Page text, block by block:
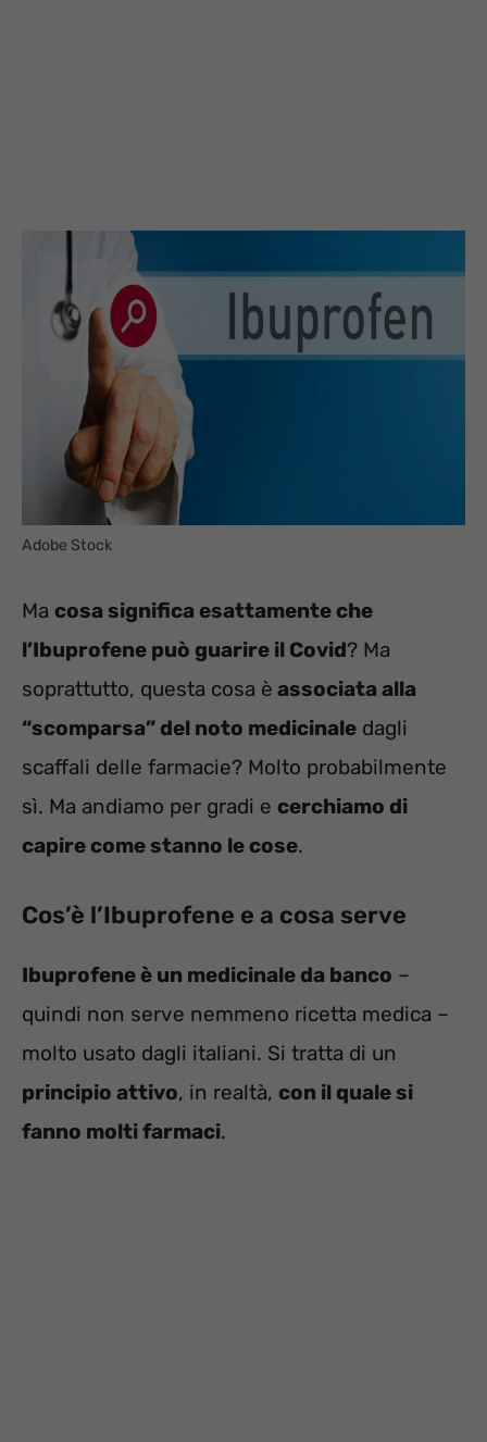
Adobe Stock
Ma cosa significa esattamente che
l’Ibuprofene può guarire il Covid? Ma
soprattutto, questa cosa è associata alla
“scomparsa” del noto medicinale dagli
scaffali delle farmacie? Molto probabilmente
sì. Ma andiamo per gradi e cerchiamo di
capire come stanno le cose.
Cos’è l’Ibuprofene e a cosa serve
Ibuprofene è un medicinale da banco –
quindi non serve nemmeno ricetta medica –
molto usato dagli italiani. Si tratta di un
principio attivo, in realtà, con il quale si
fanno molti farmaci.